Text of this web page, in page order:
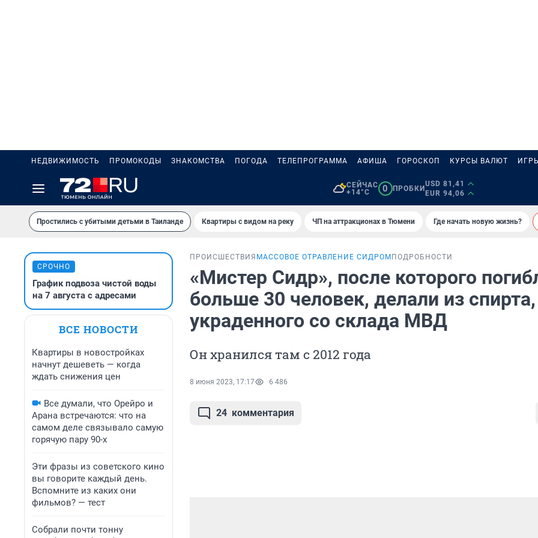
НЕДВИЖИМОСТЬ ПРОМОКОДЫ ЗНАКОМСТВА ПОГОДА ТЕЛЕПРОГРАММА АФИША ГОРОСКОП КУРСЫ ВАЛЮТ
СЕЙЧАС
+14°C
0 ПРОБКИ
USD 81,41
EUR 94,06
Простились с убитыми детьми в Таиланде Квартиры с видом на реку ЧП на аттракционах в Тюмени Где начать новую жизнь?
СРОЧНО
График подвоза чистой воды
на 7 августа с адресами
ВСЕ НОВОСТИ
Квартиры в новостройках
начнут дешеветь — когда
ждать снижения цен
Все думали, что Орейро и
Арана встречаются: что на
самом деле связывало самую
горячую пару 90-х
Эти фразы из советского кино
вы говорите каждый день.
Вспомните из каких они
фильмов? — тест
Собрали почти тонну
ПРОИСШЕСТВИЯ МАССОВОЕ ОТРАВЛЕНИЕ СИДРОМ ПОДРОБНОСТИ
«Мистер Сидр», после которого
больше 30 человек, делали из спирта,
украденного со склада МВД
Он хранился там с 2012 года
8 июня 2023, 17:17 6 486
24 комментария